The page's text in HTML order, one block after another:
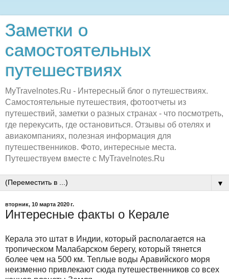
Заметки о
самостоятельных
путешествиях
MyTravelnotes.Ru - Интересный блог о путешествиях.
Самостоятельные путешествия, фотоотчеты из
путешествий, заметки о разных странах - что посмотреть,
где перекусить, где остановиться. Отзывы об отелях и
авиакомпаниях, полезная информация для
путешественников. Фото, интересные места.
Путешествуем вместе с MyTravelnotes.Ru
▼
вторник, 10 марта 2020 г.
Интересные факты о Керале
Керала это штат в Индии, который располагается на
тропическом Малабарском берегу, который тянется
более чем на 500 км. Теплые воды Аравийского моря
неизменно привлекают сюда путешественников со всех